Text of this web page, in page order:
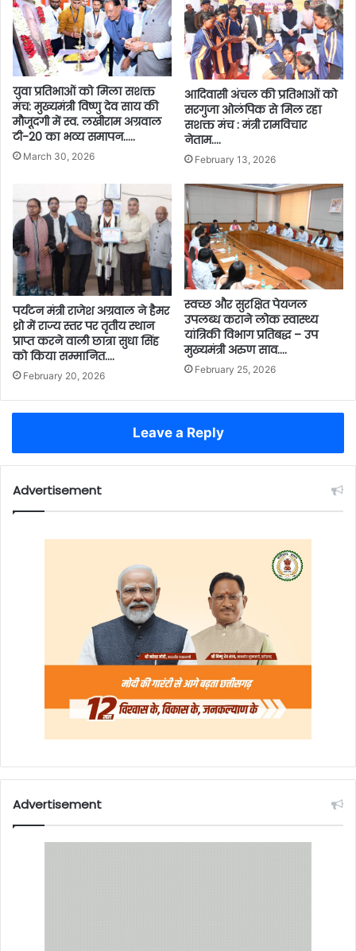
युवा प्रतिभाओं को मिला सशक्त
मंच: मुख्यमंत्री विष्णु देव साय की
मौजूदगी में स्व. लखीराम अग्रवाल
टी-20 का भव्य समापन…..
March 30, 2026
आदिवासी अंचल की प्रतिभाओं को
सरगुजा ओलंपिक से मिल रहा
सशक्त मंच : मंत्री रामविचार
नेताम….
February 13, 2026
पर्यटन मंत्री राजेश अग्रवाल ने हैमर
थ्रो में राज्य स्तर पर तृतीय स्थान
प्राप्त करने वाली छात्रा सुधा सिंह
को किया सम्मानित….
February 20, 2026
स्वच्छ और सुरक्षित पेयजल
उपलब्ध कराने लोक स्वास्थ्य
यांत्रिकी विभाग प्रतिबद्ध – उप
मुख्यमंत्री अरुण साव….
February 25, 2026
Leave a Reply
Advertisement
Advertisement